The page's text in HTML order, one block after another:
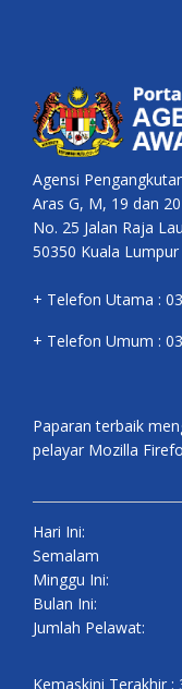
Agensi
Aras G, M, 19 dan
No. 25 Jalan Raja
50350 Kuala Lumpur
+ Telefon Utama :
+ Telefon Umum :
Paparan terbaik
pelayar Mozilla
Hari Ini:
Semalam
Minggu Ini:
Bulan Ini:
Jumlah Pelawat:
Kemaskini Terakhir :